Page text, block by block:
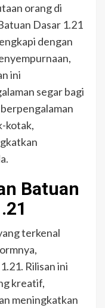
orang di
Dasar 1.21
dengan
ini
segar bagi
kotak,
Batuan
terkenal
Rilisan ini
kreatif,
meningkatkan